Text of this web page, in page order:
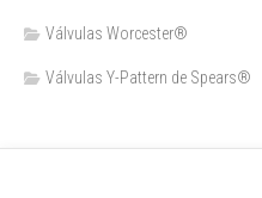
Válvulas Worcester®
Válvulas Y-Pattern de Spears®️